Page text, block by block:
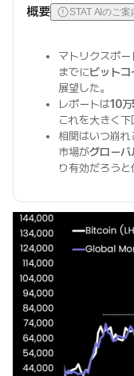
概要 STAT AIのご案
マトリクスポー
までにビットコ
展望した。
レポートは10
これを大きく下
相関はいつ崩れ
市場がグローバ
り有効だろうと